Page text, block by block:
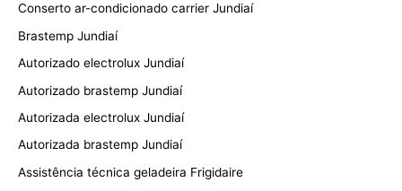
Conserto ar-condicionado carrier Jundiaí
Brastemp Jundiaí
Autorizado electrolux Jundiaí
Autorizado brastemp Jundiaí
Autorizada electrolux Jundiaí
Autorizada brastemp Jundiaí
Assistência técnica geladeira Frigidaire